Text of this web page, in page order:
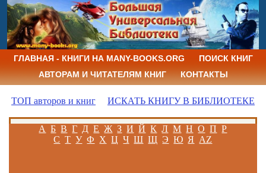
ГЛАВНАЯ - КНИГИ НА MANY-BOOKS.ORG
ПОИСК КНИГ
АВТОРАМ И ЧИТАТЕЛЯМ КНИГ
КОНТАКТЫ
ТОП авторов и книг ИСКАТЬ КНИГУ В БИБЛИОТЕКЕ
А Б В Г Д Е Ж З И Й К Л М Н О П Р
С Т У Ф Х Ц Ч Ш Щ Э Ю Я AZ